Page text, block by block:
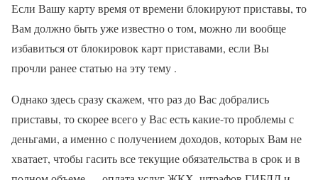
Если Вашу карту время от времени блокируют приставы, то
Вам должно быть уже известно о том, можно ли вообще
избавиться от блокировок карт приставами, если Вы
прочли ранее статью на эту тему .
Однако здесь сразу скажем, что раз до Вас добрались
приставы, то скорее всего у Вас есть какие-то проблемы с
деньгами, а именно с получением доходов, которых Вам не
хватает, чтобы гасить все текущие обязательства в срок и в